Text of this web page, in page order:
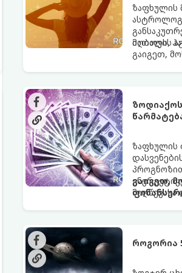
ზაფხულის
იღბალს,
მათთვის
გაიგეთ,
ზაფხულის
გაიგეთ,
როგორია